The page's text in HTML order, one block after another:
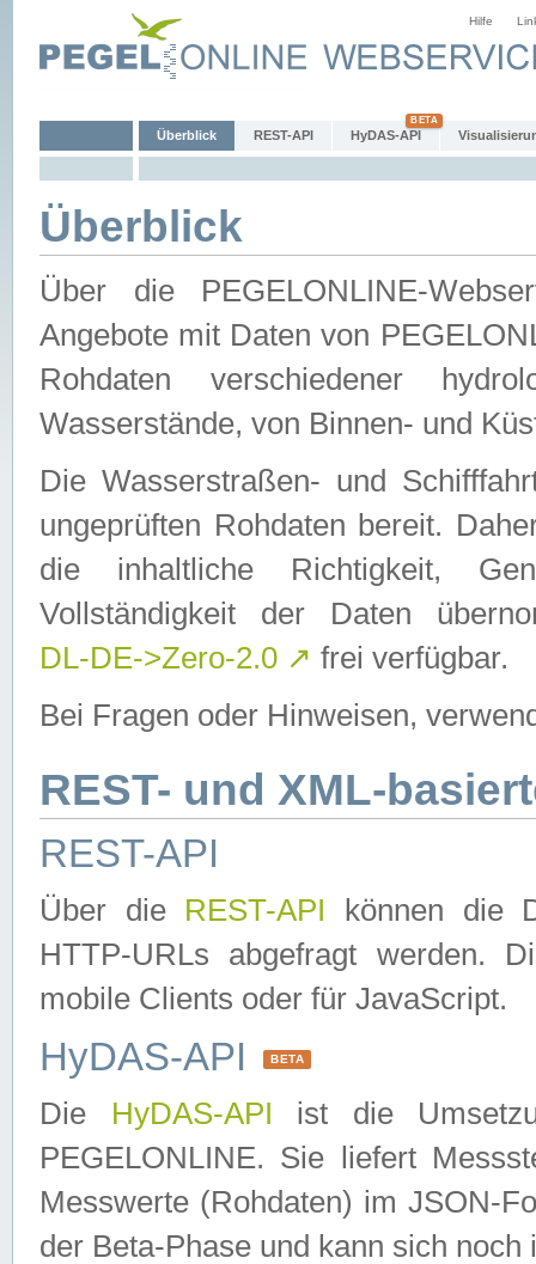
Hilfe
Überblick REST-API HyDAS-API
Überblick
Über die PEGELONLINE-
Angebote mit Daten von
Rohdaten verschiedener
Wasserstände, von Binnen- und
Die Wasserstraßen- und
ungeprüften Rohdaten bereit.
die inhaltliche Richtigkeit,
Vollständigkeit der Daten
DL-DE->Zero-2.0 ↗ frei verfügbar.
Bei Fragen oder Hinweisen,
REST- und XML-
REST-API
Über die REST-API können die
HTTP-URLs abgefragt werden.
mobile Clients oder für JavaScript.
HyDAS-API BETA
Die HyDAS-API ist die
PEGELONLINE. Sie liefert
Messwerte (Rohdaten) im JSON-
der Beta-Phase und kann sich noch